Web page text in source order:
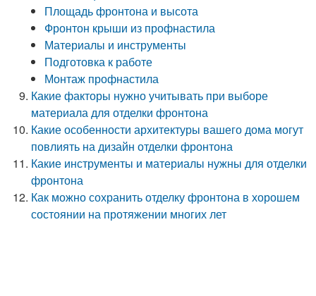
Площадь фронтона и высота
Фронтон крыши из профнастила
Материалы и инструменты
Подготовка к работе
Монтаж профнастила
Какие факторы нужно учитывать при выборе
материала для отделки фронтона
Какие особенности архитектуры вашего дома могут
повлиять на дизайн отделки фронтона
Какие инструменты и материалы нужны для отделки
фронтона
Как можно сохранить отделку фронтона в хорошем
состоянии на протяжении многих лет